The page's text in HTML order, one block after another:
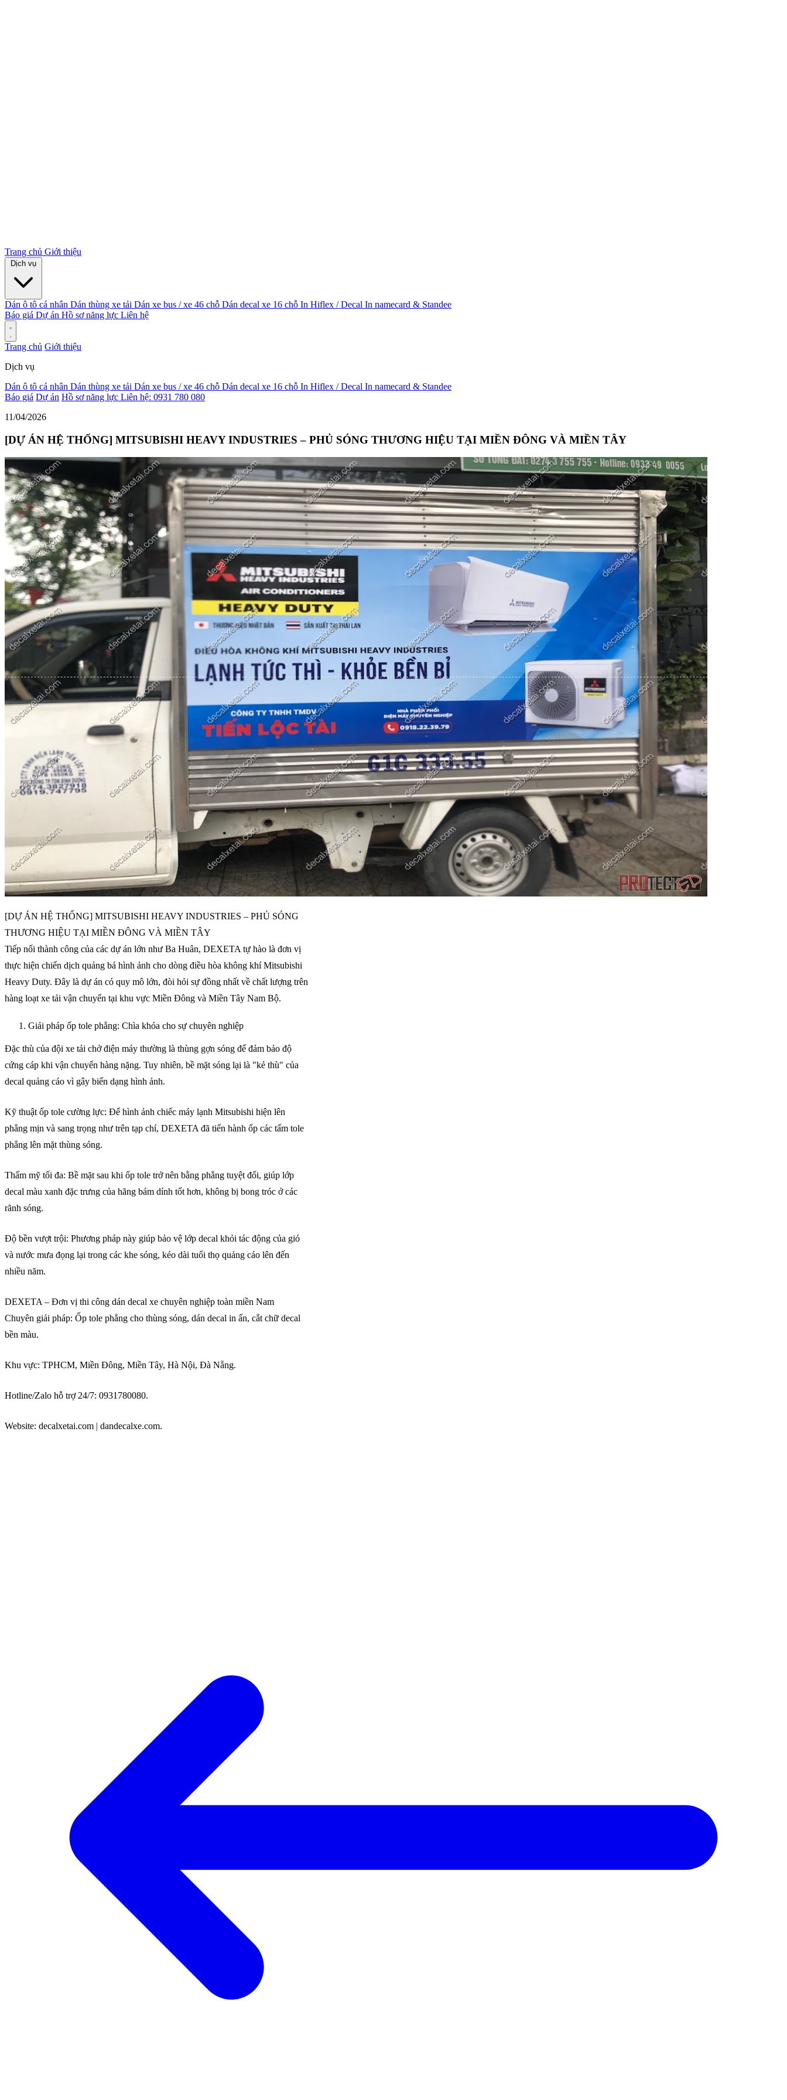
Trang chủ Giới thiệu
Dán ô tô cá nhân Dán thùng xe tải Dán xe bus / xe 46 chỗ Dán decal xe 16 chỗ In Hiflex / Decal In namecard & Standee
Báo giá Dự án Hồ sơ năng lực Liên hệ
Trang chủ Giới thiệu
Dịch vụ
Dán ô tô cá nhân Dán thùng xe tải Dán xe bus / xe 46 chỗ Dán decal xe 16 chỗ In Hiflex / Decal In namecard & Standee
Báo giá Dự án Hồ sơ năng lực Liên hệ: 0931 780 080
11/04/2026
[DỰ ÁN HỆ THỐNG] MITSUBISHI HEAVY INDUSTRIES – PHỦ SÓNG THƯƠNG HIỆU TẠI MIỀN ĐÔNG VÀ MIỀN TÂY
[DỰ ÁN HỆ THỐNG] MITSUBISHI HEAVY INDUSTRIES – PHỦ SÓNG
THƯƠNG HIỆU TẠI MIỀN ĐÔNG VÀ MIỀN TÂY
Tiếp nối thành công của các dự án lớn như Ba Huân, DEXETA tự hào là đơn vị
thực hiện chiến dịch quảng bá hình ảnh cho dòng điều hòa không khí Mitsubishi
Heavy Duty. Đây là dự án có quy mô lớn, đòi hỏi sự đồng nhất về chất lượng trên
hàng loạt xe tải vận chuyển tại khu vực Miền Đông và Miền Tây Nam Bộ.
Giải pháp ốp tole phẳng: Chìa khóa cho sự chuyên nghiệp
Đặc thù của đội xe tải chở điện máy thường là thùng gợn sóng để đảm bảo độ
cứng cáp khi vận chuyển hàng nặng. Tuy nhiên, bề mặt sóng lại là "kẻ thù" của
decal quảng cáo vì gây biến dạng hình ảnh.
Kỹ thuật ốp tole cường lực: Để hình ảnh chiếc máy lạnh Mitsubishi hiện lên
phẳng mịn và sang trọng như trên tạp chí, DEXETA đã tiến hành ốp các tấm tole
phẳng lên mặt thùng sóng.
Thẩm mỹ tối đa: Bề mặt sau khi ốp tole trở nên bằng phẳng tuyệt đối, giúp lớp
decal màu xanh đặc trưng của hãng bám dính tốt hơn, không bị bong tróc ở các
rãnh sóng.
Độ bền vượt trội: Phương pháp này giúp bảo vệ lớp decal khỏi tác động của gió
và nước mưa đọng lại trong các khe sóng, kéo dài tuổi thọ quảng cáo lên đến
nhiều năm.
DEXETA – Đơn vị thi công dán decal xe chuyên nghiệp toàn miền Nam
Chuyên giải pháp: Ốp tole phẳng cho thùng sóng, dán decal in ấn, cắt chữ decal
bền màu.
Khu vực: TPHCM, Miền Đông, Miền Tây, Hà Nội, Đà Nẵng.
Hotline/Zalo hỗ trợ 24/7: 0931780080.
Website: decalxetai.com | dandecalxe.com.